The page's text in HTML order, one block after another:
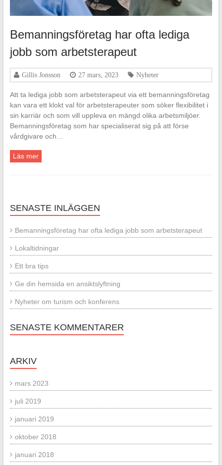
Bemanningsföretag har ofta lediga
jobb som arbetsterapeut
Gillis Jonsson 27 mars, 2023 Nyheter
Att ta lediga jobb som arbetsterapeut via ett bemanningsföretag
kan vara ett klokt val för arbetsterapeuter som söker flexibilitet i
sin karriär och som vill uppleva en mängd olika arbetsmiljöer.
Bemanningsföretag som har specialiserat sig på att förse
vårdgivare och…
Läs mer
SENASTE INLÄGGEN
Bemanningsföretag har ofta lediga jobb som arbetsterapeut
Lokaltidningar
Ett bra tips
Ge din hemsida en ansiktslyftning
Nyheter om turism och konferens
SENASTE KOMMENTARER
ARKIV
mars 2023
juli 2019
januari 2019
oktober 2018
januari 2018